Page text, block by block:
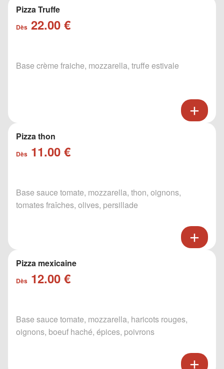
Pizza Truffe
Dès 22.00 €
Base crème fraiche, mozzarella, truffe estivale
Pizza thon
Dès 11.00 €
Base sauce tomate, mozzarella, thon, oignons,
tomates fraîches, olives, persillade
Pizza mexicaine
Dès 12.00 €
Base sauce tomate, mozzarella, haricots rouges,
oignons, boeuf haché, épices, poivrons